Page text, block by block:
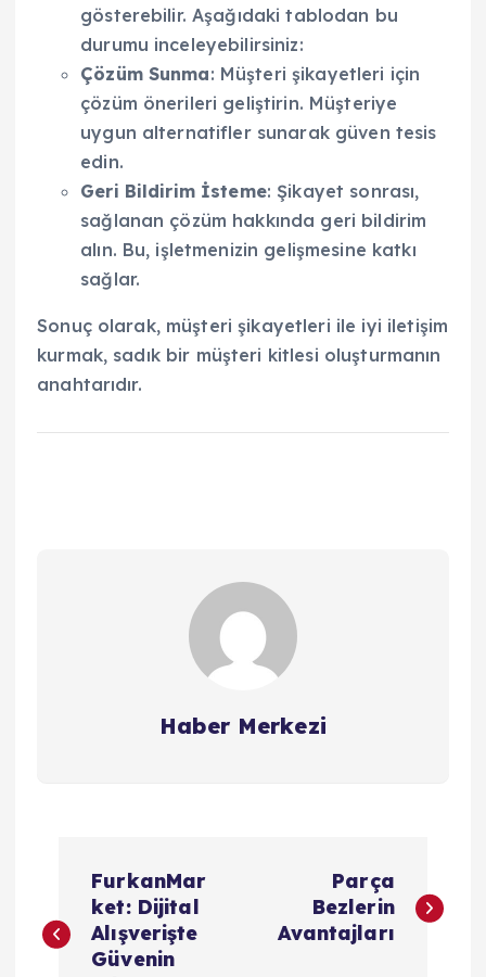
gösterebilir. Aşağıdaki tablodan bu
durumu inceleyebilirsiniz:
Çözüm Sunma: Müşteri şikayetleri için
çözüm önerileri geliştirin. Müşteriye
uygun alternatifler sunarak güven tesis
edin.
Geri Bildirim İsteme: Şikayet sonrası,
sağlanan çözüm hakkında geri bildirim
alın. Bu, işletmenizin gelişmesine katkı
sağlar.
Sonuç olarak, müşteri şikayetleri ile iyi iletişim
kurmak, sadık bir müşteri kitlesi oluşturmanın
anahtarıdır.
Haber Merkezi
a
FurkanMar
ket: Dijital
Alışverişte
Güvenin
Parça
Bezlerin
Avantajları